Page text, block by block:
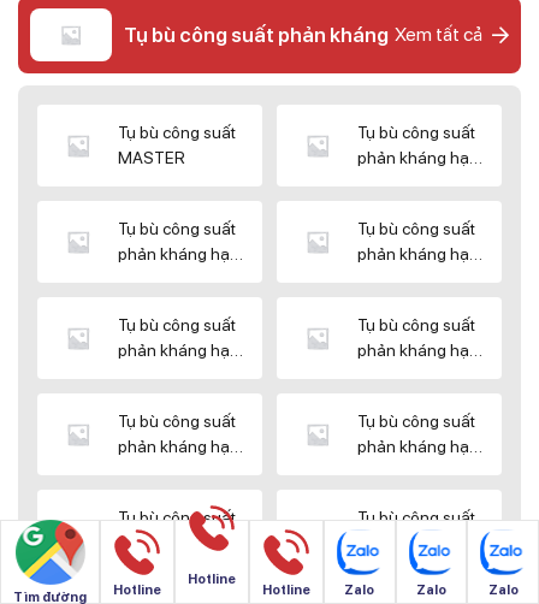
Tụ bù công suất phản kháng Xem tất cả
Tụ bù công suất
MASTER
Tụ bù công suất
phản kháng hạ
Tụ bù công suất
phản kháng hạ
Tụ bù công suất
phản kháng hạ
Tụ bù công suất
phản kháng hạ
Tụ bù công suất
phản kháng hạ
Tụ bù công suất
phản kháng hạ
Tụ bù công suất
phản kháng hạ
Tụ bù công suất
phản kháng hạ
thế SHIZUKI
Tụ bù công suất
phản kháng hạ
thế SINO
Tìm đường Hotline
Hotline
Hotline Zalo Zalo Zalo